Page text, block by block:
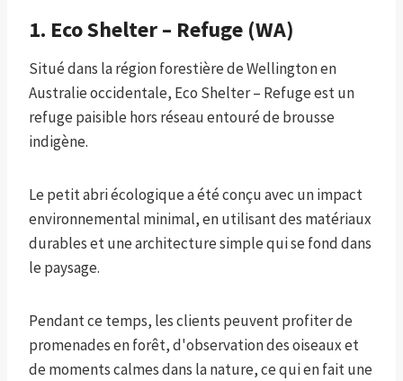
1. Eco Shelter – Refuge (WA)
Situé dans la région forestière de Wellington en
Australie occidentale, Eco Shelter – Refuge est un
refuge paisible hors réseau entouré de brousse
indigène.
Le petit abri écologique a été conçu avec un impact
environnemental minimal, en utilisant des matériaux
durables et une architecture simple qui se fond dans
le paysage.
Pendant ce temps, les clients peuvent profiter de
promenades en forêt, d'observation des oiseaux et
de moments calmes dans la nature, ce qui en fait une